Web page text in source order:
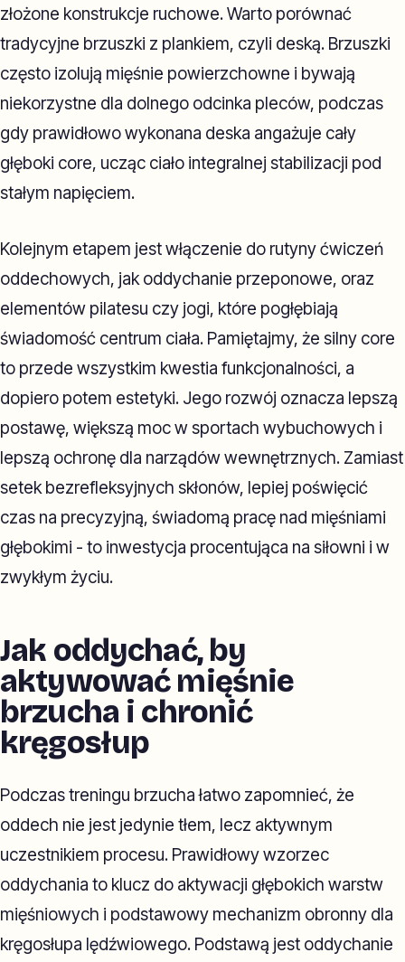
złożone konstrukcje ruchowe. Warto porównać
tradycyjne brzuszki z plankiem, czyli deską. Brzuszki
często izolują mięśnie powierzchowne i bywają
niekorzystne dla dolnego odcinka pleców, podczas
gdy prawidłowo wykonana deska angażuje cały
głęboki core, ucząc ciało integralnej stabilizacji pod
stałym napięciem.
Kolejnym etapem jest włączenie do rutyny ćwiczeń
oddechowych, jak oddychanie przeponowe, oraz
elementów pilatesu czy jogi, które pogłębiają
świadomość centrum ciała. Pamiętajmy, że silny core
to przede wszystkim kwestia funkcjonalności, a
dopiero potem estetyki. Jego rozwój oznacza lepszą
postawę, większą moc w sportach wybuchowych i
lepszą ochronę dla narządów wewnętrznych. Zamiast
setek bezrefleksyjnych skłonów, lepiej poświęcić
czas na precyzyjną, świadomą pracę nad mięśniami
głębokimi - to inwestycja procentująca na siłowni i w
zwykłym życiu.
Jak oddychać, by
aktywować mięśnie
brzucha i chronić
kręgosłup
Podczas treningu brzucha łatwo zapomnieć, że
oddech nie jest jedynie tłem, lecz aktywnym
uczestnikiem procesu. Prawidłowy wzorzec
oddychania to klucz do aktywacji głębokich warstw
mięśniowych i podstawowy mechanizm obronny dla
kręgosłupa lędźwiowego. Podstawą jest oddychanie